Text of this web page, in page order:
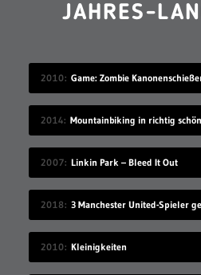
230 Filme singen Pretty Fly
2013 interaktives Shaun of the
2015 asdfmovie9
2022 Wahl zum „Kacktor des